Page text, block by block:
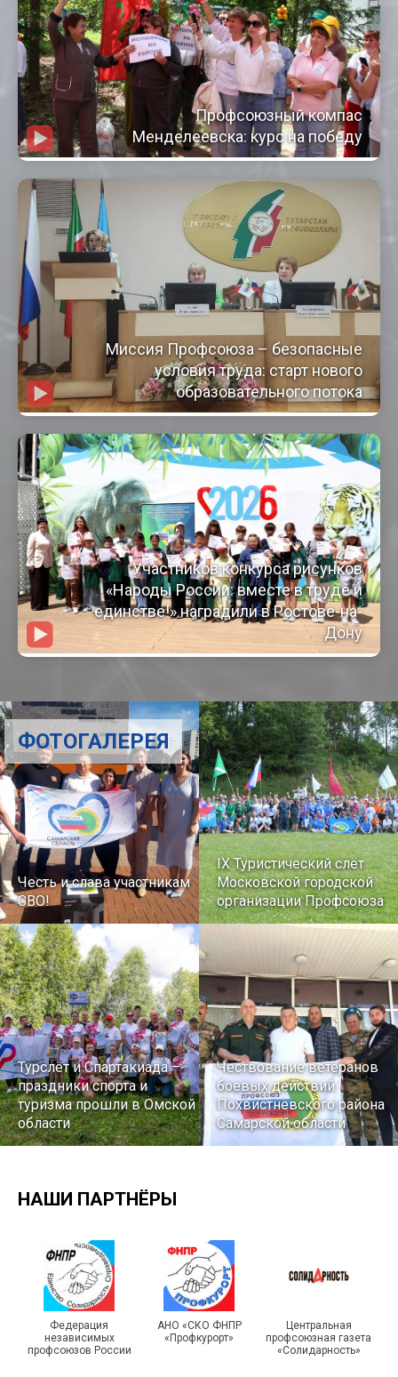
Профсоюзный компас
Менделеевска: курс на победу
Миссия Профсоюза – безопасные
условия труда: старт нового
образовательного потока
Участников конкурса рисунков
«Народы России: вместе в труде и
единстве!» наградили в Ростове-на-
Дону
Честь и слава участникам
СВО!
IX Туристический слёт
Московской городской
организации Профсоюза
Турслет и Спартакиада –
праздники спорта и
туризма прошли в Омской
области
Чествование ветеранов
боевых действий
Похвистневского района
Самарской области
Подписано соглашение с
ГУ ФССП по Самарской
области
Единство традиций и сила
духа
ФОТОГАЛЕРЕЯ
НАШИ ПАРТНЁРЫ
Федерация
независимых
профсоюзов России
АНО «СКО ФНПР
«Профкурорт»
Центральная
профсоюзная газета
«Солидарность»